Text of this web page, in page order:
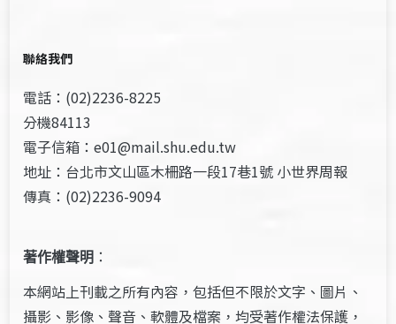
聯絡我們
電話：(02)2236-8225
分機84113
電子信箱：e01@mail.shu.edu.tw
地址：台北市文山區木柵路一段17巷1號 小世界周報
傳真：(02)2236-9094
著作權聲明 ：
本網站上刊載之所有內容，包括但不限於文字、圖片、
攝影、影像、聲音、軟體及檔案，均受著作權法保護，